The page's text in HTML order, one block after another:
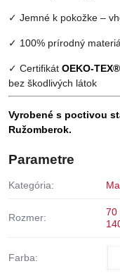
✓ Jemné k pokožke –
✓ 100% prírodný
✓ Certifikát OEKO-
bez škodlivých látok
Vyrobené s poctivou
Ružomberok.
Parametre
Kategória:
Rozmer: 70
Farba: